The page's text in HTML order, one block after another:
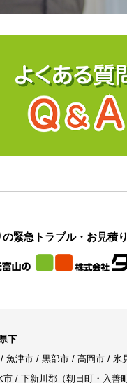
の緊急トラブル・お見積
下
魚津市 / 黒部市 / 高岡市 / 氷
/ 下新川郡（朝日町・入善